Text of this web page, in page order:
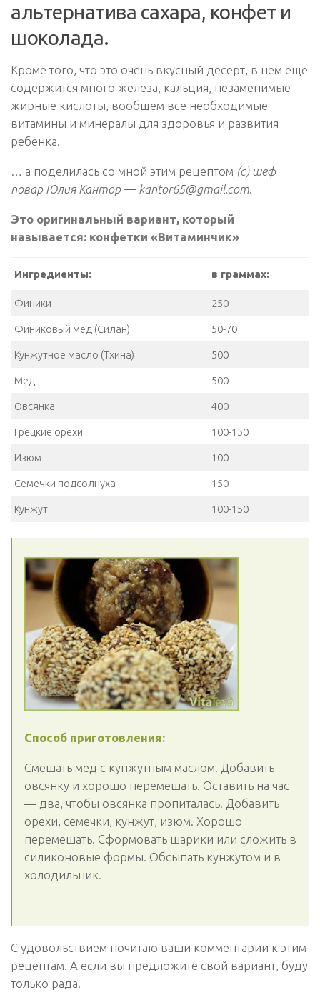
альтернатива сахара, конфет и
шоколада.
Кроме того, что это очень вкусный десерт, в нем еще
содержится много железа, кальция, незаменимые
жирные кислоты, вообщем все необходимые
витамины и минералы для здоровья и развития
ребенка.
… а поделилась со мной этим рецептом (c) шеф
повар Юлия Кантор — kantor65@gmail.com.
Это оригинальный вариант, который
называется: конфетки «Витаминчик»
Ингредиенты: в граммах:
Финики 250
Финиковый мед (Силан) 50-70
Кунжутное масло (Тхина) 500
Мед 500
Овсянка 400
Грецкие орехи 100-150
Изюм 100
Семечки подсолнуха 150
Кунжут 100-150
Способ приготовления:
Смешать мед с кунжутным маслом. Добавить
овсянку и хорошо перемешать. Оставить на час
— два, чтобы овсянка пропиталась. Добавить
орехи, семечки, кунжут, изюм. Хорошо
перемешать. Сформовать шарики или сложить в
силиконовые формы. Обсыпать кунжутом и в
холодильник.
С удовольствием почитаю ваши комментарии к этим
рецептам. А если вы предложите свой вариант, буду
только рада!